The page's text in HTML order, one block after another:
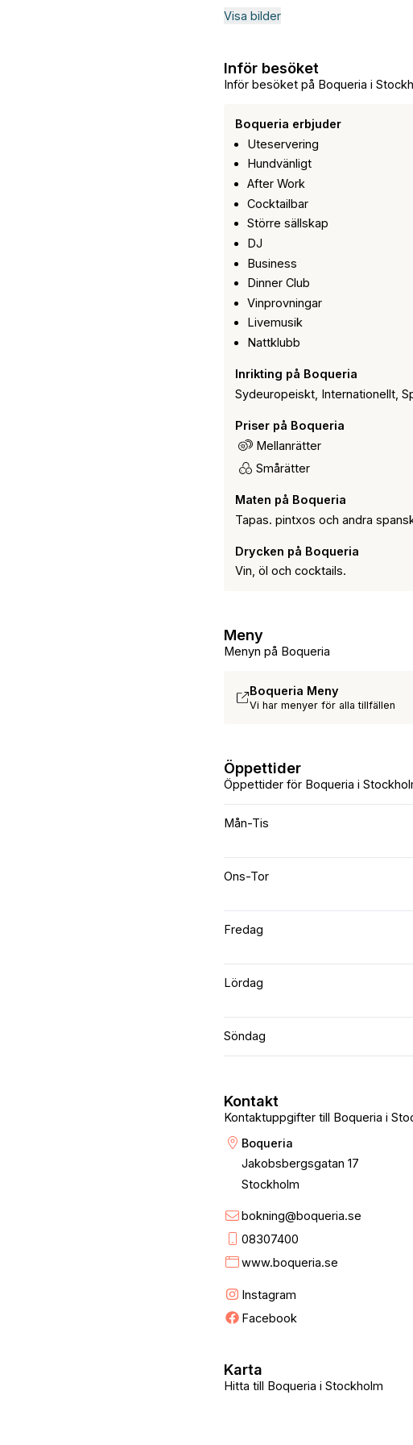
Visa bilder
Inför besöket på Boqueria i
Inför besöket
Boqueria erbjuder
Uteservering
Hundvänligt
After Work
Cocktailbar
Större sällskap
DJ
Business
Dinner Club
Vinprovningar
Livemusik
Nattklubb
Inrikting på Boqueria
Sydeuropeiskt, Internationellt,
Priser på Boqueria
Mellanrätter
Smårätter
Maten på Boqueria
Tapas. pintxos och andra
Drycken på Boqueria
Vin, öl och cocktails.
Menyn på Boqueria
Meny
Boqueria Meny
Vi har menyer för alla tillfällen
Öppettider för Boqueria i
Öppettider
Mån-Tis
Ons-Tor
Fredag
Lördag
Söndag
Kontaktuppgifter till Boqueria i
Kontakt
Boqueria
Jakobsbergsgatan 17
Stockholm
bokning@boqueria.se
08307400
www.boqueria.se
Instagram
Facebook
Hitta till Boqueria i Stockholm
Karta